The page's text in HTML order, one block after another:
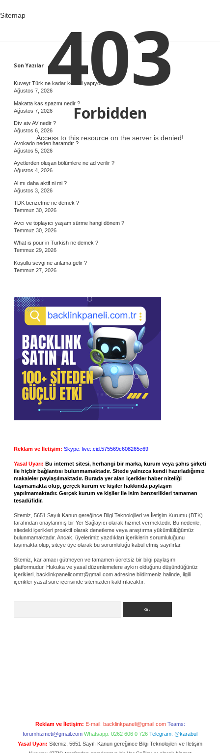
Sitemap
Sidebar
Son Yazılar
Kuveyt Türk ne kadar kesinti yapıyor ?
Ağustos 7, 2026
Makatta kas spazmı nedir ?
Ağustos 7, 2026
Dtv atv AV nedir ?
Ağustos 6, 2026
Avokado neden haramdır ?
Ağustos 5, 2026
Ayetlerden oluşan bölümlere ne ad verilir ?
Ağustos 4, 2026
Al mı daha aktif ni mi ?
Ağustos 3, 2026
TDK benzetme ne demek ?
Temmuz 30, 2026
Avcı ve toplayıcı yaşam sürme hangi dönem ?
Temmuz 30, 2026
What is pour in Turkish ne demek ?
Temmuz 29, 2026
Koşullu sevgi ne anlama gelir ?
Temmuz 27, 2026
Reklam ve İletişim: Skype: live:.cid.575569c608265c69
Yasal Uyarı: Bu internet sitesi, herhangi bir marka, kurum veya şahıs şirketi
ile hiçbir bağlantısı bulunmamaktadır. Sitede yalnızca kendi hazırladığımız
makaleler paylaşılmaktadır. Burada yer alan içerikler haber niteliği
taşımamakta olup, gerçek kurum ve kişiler hakkında paylaşım
yapılmamaktadır. Gerçek kurum ve kişiler ile isim benzerlikleri tamamen
tesadüfidir.
Sitemiz, 5651 Sayılı Kanun gereğince Bilgi Teknolojileri ve İletişim Kurumu (BTK)
tarafından onaylanmış bir Yer Sağlayıcı olarak hizmet vermektedir. Bu nedenle,
sitedeki içerikleri proaktif olarak denetleme veya araştırma yükümlülüğümüz
bulunmamaktadır. Ancak, üyelerimiz yazdıkları içeriklerin sorumluluğunu
taşımakta olup, siteye üye olarak bu sorumluluğu kabul etmiş sayılırlar.
Sitemiz, kar amacı gütmeyen ve tamamen ücretsiz bir bilgi paylaşım
platformudur. Hukuka ve yasal düzenlemelere aykırı olduğunu düşündüğünüz
içerikleri, backlinkpanelicomtr@gmail.com adresine bildirmeniz halinde, ilgili
içerikler yasal süre içerisinde sitemizden kaldırılacaktır.
403
Forbidden
Access to this resource on the server is denied!
Reklam ve İletişim: E-mail: backlinkpaneli@gmail.com Teams:
forumhizmeti@gmail.com Whatsapp: 0262 606 0 726 Telegram: @karabul
Yasal Uyarı: Sitemiz, 5651 Sayılı Kanun gereğince Bilgi Teknolojileri ve İletişim